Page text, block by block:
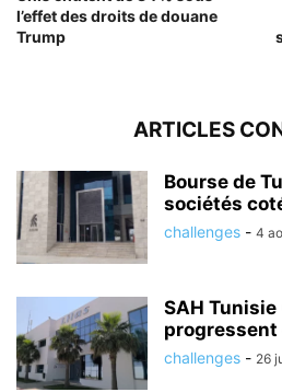
l’effet des droits de douane
Trump
ARTICLES
Bourse de
sociétés
challenges - 4
SAH
progressent
challenges - 26